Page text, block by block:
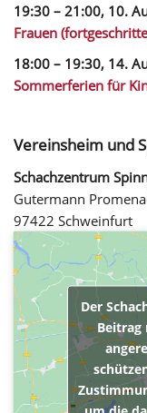
19:30 – 21:00, 10.
Frauen
18:00 – 19:30, 14.
Sommerferien für
Vereinsheim und
Schachzentrum
Gutermann
97422 Schweinfurt
Der